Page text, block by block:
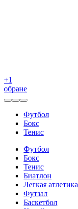
+1
обране
Футбол
Бокс
Тенис
Футбол
Бокс
Тенис
Биатлон
Легкая атлетика
Футзал
Баскетбол